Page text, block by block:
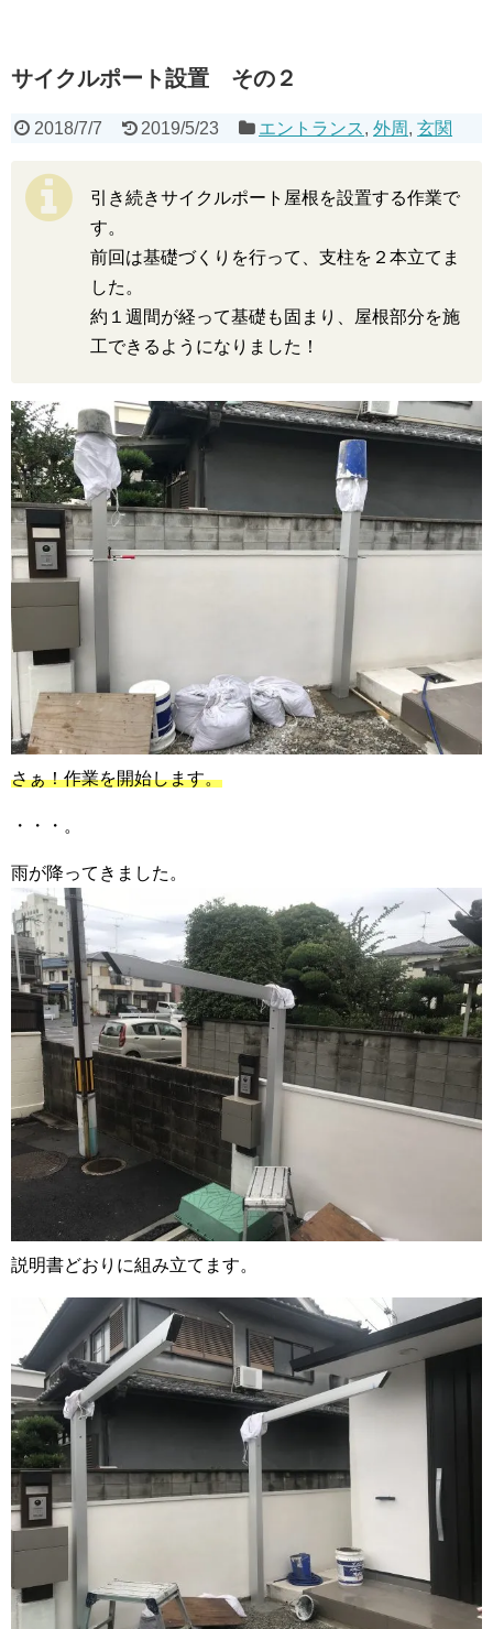
サイクルポート設置 その２
2018/7/7 2019/5/23 エントランス,外周 ,玄関
引き続きサイクルポート屋根を設置する作業で
す。
前回は基礎づくりを行って、支柱を２本立てま
した。
約１週間が経って基礎も固まり、屋根部分を施
工できるようになりました！
さぁ！作業を開始します。
・・・。
雨が降ってきました。
説明書どおりに組み立てます。